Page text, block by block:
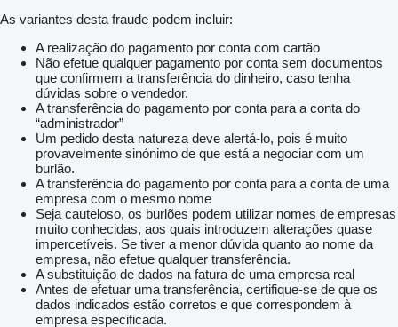
As variantes desta fraude podem incluir:
A realização do pagamento por conta com cartão
Não efetue qualquer pagamento por conta sem documentos
que confirmem a transferência do dinheiro, caso tenha
dúvidas sobre o vendedor.
A transferência do pagamento por conta para a conta do
“administrador”
Um pedido desta natureza deve alertá-lo, pois é muito
provavelmente sinónimo de que está a negociar com um
burlão.
A transferência do pagamento por conta para a conta de uma
empresa com o mesmo nome
Seja cauteloso, os burlões podem utilizar nomes de empresas
muito conhecidas, aos quais introduzem alterações quase
impercetíveis. Se tiver a menor dúvida quanto ao nome da
empresa, não efetue qualquer transferência.
A substituição de dados na fatura de uma empresa real
Antes de efetuar uma transferência, certifique-se de que os
dados indicados estão corretos e que correspondem à
empresa especificada.